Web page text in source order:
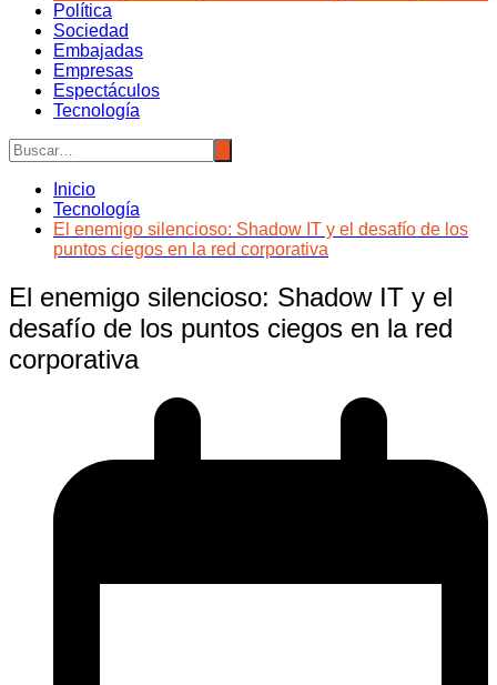
Política
Sociedad
Embajadas
Empresas
Espectáculos
Tecnología
Inicio
Tecnología
El enemigo silencioso: Shadow IT y el desafío de los
puntos ciegos en la red corporativa
El enemigo silencioso: Shadow IT y el
desafío de los puntos ciegos en la red
corporativa